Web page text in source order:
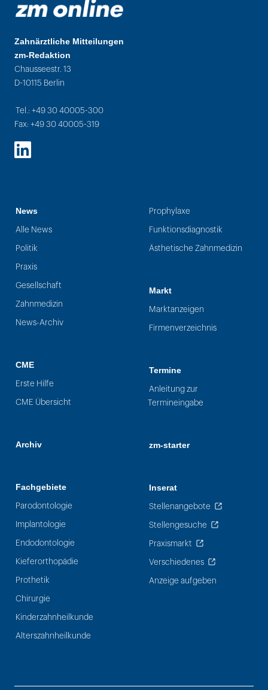
Zahnärztliche Mitteilungen
zm-Redaktion
Chausseestr. 13
D-10115 Berlin
Tel.: +49 30 40005-300
Fax: +49 30 40005-319
LinkedIn
News
Alle News
Politik
Praxis
Gesellschaft
Zahnmedizin
News-Archiv
CME
Erste Hilfe
CME Übersicht
Archiv
Fachgebiete
Parodontologie
Implantologie
Endodontologie
Kieferorthopädie
Prothetik
Chirurgie
Kinderzahnheilkunde
Alterszahnheilkunde
Prophylaxe
Funktionsdiagnostik
Ästhetische Zahnmedizin
Markt
Marktanzeigen
Firmenverzeichnis
Termine
Anleitung zur
Termineingabe
zm-starter
Inserat
Stellenangebote
Stellengesuche
Praxismarkt
Verschiedenes
Anzeige aufgeben